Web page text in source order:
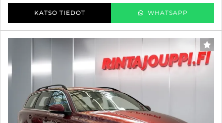
KATSO TIEDOT WHATSAPP